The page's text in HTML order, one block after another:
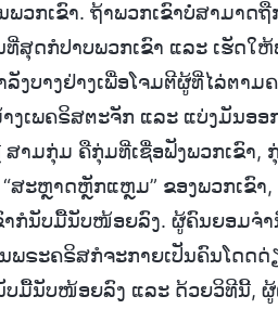
ວກເຂົາ. ຖ້າພວກເຂົາບໍ່ສາມາ
ທີ່ສຸດກໍປາບພວກເຂົາ ແລະ ເຮັດໃ
ລັງບາງຢ່າງເພື່ອໂຈມຕີຜູ້ທີ່ໄລ່ຕາ
າງເພຄຣິສຕະຈັກ ແລະ ແບ່ງມັນ
າມກຸ່ມ ຄືກຸ່ມທີ່ເຊື່ອຟັງພວກເຂົາ,
ສະຫຼາດຫຼັກແຫຼມ” ຂອງພວກເຂົ
າກໍນັບມື້ນັບໜ້ອຍລົງ. ຜູ້ຄົນຍອມຈ
ພຣະຄຣິສກໍຈະກາຍເປັນຄົນໂດດ
ບມື້ນັບໜ້ອຍລົງ ແລະ ດ້ວຍວິທີນີ້,